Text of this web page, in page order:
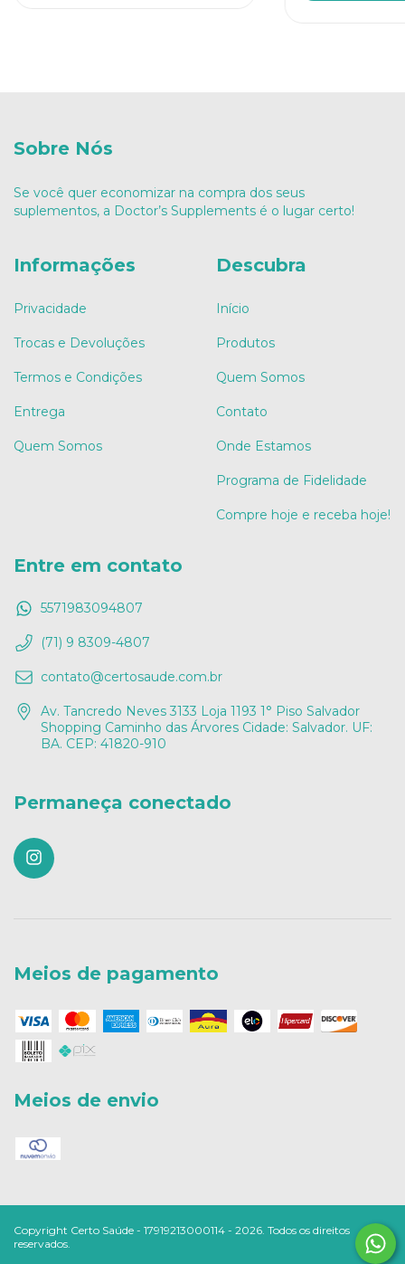
Sobre Nós
Se você quer economizar na compra dos seus
suplementos, a Doctor’s Supplements é o lugar certo!
Informações
Privacidade
Trocas e Devoluções
Termos e Condições
Entrega
Quem Somos
Descubra
Início
Produtos
Quem Somos
Contato
Onde Estamos
Programa de Fidelidade
Compre hoje e receba hoje!
Entre em contato
5571983094807
(71) 9 8309-4807
contato@certosaude.com.br
Av. Tancredo Neves 3133 Loja 1193 1° Piso Salvador
Shopping Caminho das Árvores Cidade: Salvador. UF:
BA. CEP: 41820-910
Permaneça conectado
Meios de pagamento
Meios de envio
Copyright Certo Saúde - 17919213000114 - 2026. Todos os direitos
reservados.